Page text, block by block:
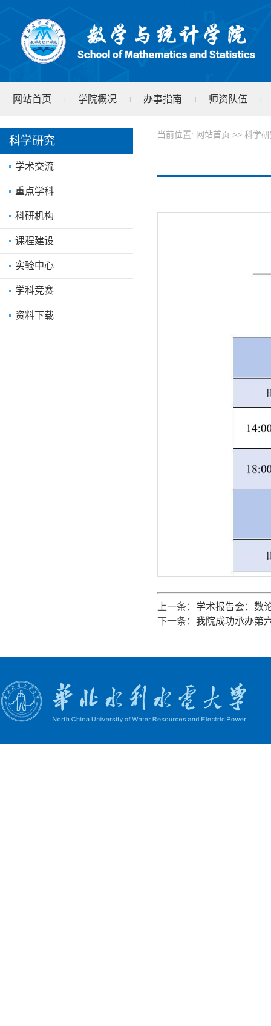
网站首页 | 学院概况 | 办事指南 | 师资队伍 |
学院文件
科学研究
学术交流
重点学科
科研机构
课程建设
实验中心
学科竞赛
资料下载
当前位置: 网站首页 >> 科学
上一条： 学术报告会：数
下一条： 我院成功承办第